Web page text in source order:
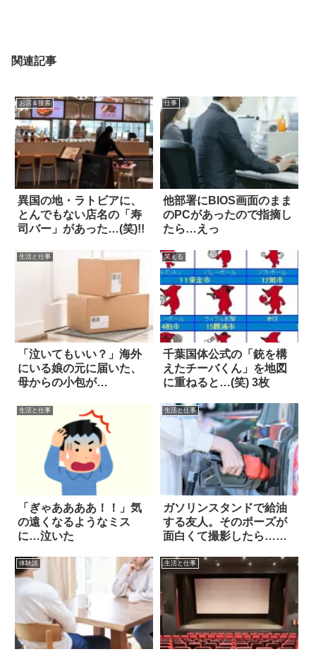
関連記事
お店＆接客
異国の地・ラトビアに、
とんでもない店名の「寿
司バー」があった…(笑)!!
仕事
他部署にBIOS画面のまま
のPCがあったので指摘し
たら…えっ
生活と仕事
「泣いてもいい？」海外
にいる娘の元に届いた、
母からの小包が…
笑える
千葉国体公式の「銃を構
えたチーバくん」を地図
に重ねると…(笑) 3枚
生活と仕事
「ぎゃああああ！！」気
の遠くなるようなミス
に…泣いた
生活と仕事
ガソリンスタンドで給油
する友人。そのポーズが
面白くて撮影したら…
体験談 生活と仕事